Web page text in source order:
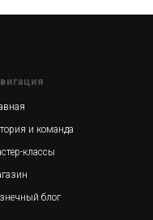
и команда
классы
блог